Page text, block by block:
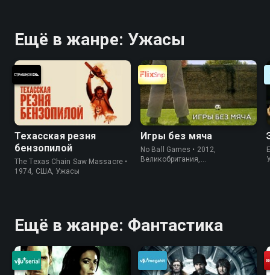
Ещё в жанре: Ужасы
Техасская резня
бензопилой
The Texas Chain Saw Massacre •
1974, США, Ужасы
Игры без мяча
No Ball Games • 2012,
Великобритания,
Ещё в жанре: Фантастика